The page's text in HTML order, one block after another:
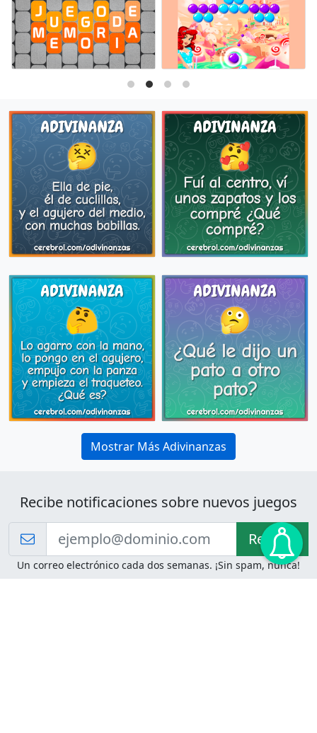
Mostrar Más Adivinanzas
Recibe notificaciones sobre nuevos juegos
Recibir!
Un correo electrónico cada dos semanas. ¡Sin spam, nunca!